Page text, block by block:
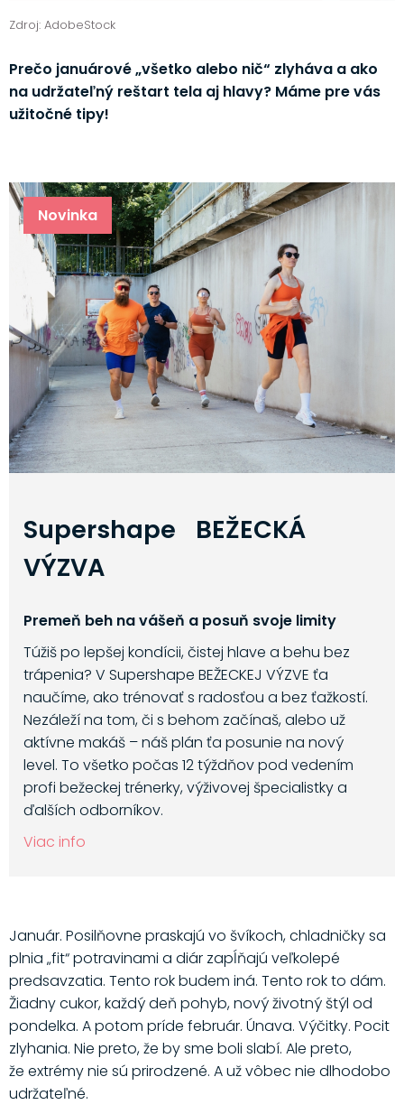
Zdroj: AdobeStock
Prečo januárové „všetko alebo nič“ zlyháva a ako
na udržateľný reštart tela aj hlavy? Máme pre vás
užitočné tipy!
Novinka
Supershape BEŽECKÁ
VÝZVA
Premeň beh na vášeň a posuň svoje limity
Túžiš po lepšej kondícii, čistej hlave a behu bez
trápenia? V Supershape BEŽECKEJ VÝZVE ťa
naučíme, ako trénovať s radosťou a bez ťažkostí.
Nezáleží na tom, či s behom začínaš, alebo už
aktívne makáš – náš plán ťa posunie na nový
level. To všetko počas 12 týždňov pod vedením
profi bežeckej trénerky, výživovej špecialistky a
ďalších odborníkov.
Viac info
Január. Posilňovne praskajú vo švíkoch, chladničky sa
plnia „fit“ potravinami a diár zapĺňajú veľkolepé
predsavzatia. Tento rok budem iná. Tento rok to dám.
Žiadny cukor, každý deň pohyb, nový životný štýl od
pondelka. A potom príde február. Únava. Výčitky. Pocit
zlyhania. Nie preto, že by sme boli slabí. Ale preto,
že extrémy nie sú prirodzené. A už vôbec nie dlhodobo
udržateľné.